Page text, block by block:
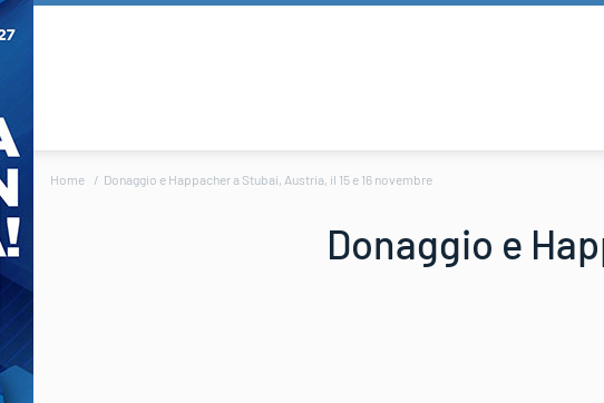
Home Donaggio e Happacher a Stubai, Austria, il 15 e 16 novembre
Donaggio e